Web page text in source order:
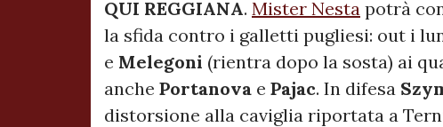
QUI REGGIANA. Mister Nesta potrà
la sfida contro i galletti pugliesi: out i
e Melegoni (rientra dopo la sosta) ai
anche Portanova e Pajac. In difesa
distorsione alla caviglia riportata a